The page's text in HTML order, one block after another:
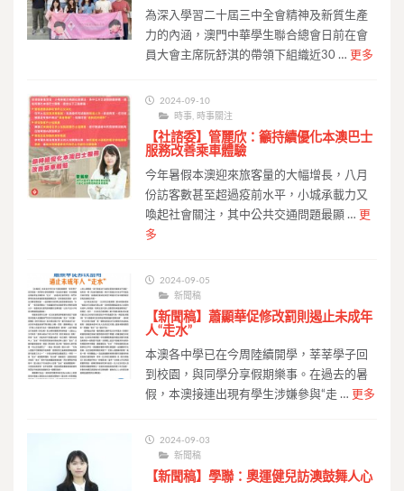
為深入學習二十屆三中全會精神及新質生產
力的內涵，澳門中華學生聯合總會日前在會
員大會主席阮舒淇的帶領下組織近30 … 更多
2024-09-10
時事, 時事關注
【社諮委】管麗欣：籲持續優化本澳巴士
服務改善乘車體驗
今年暑假本澳迎來旅客量的大幅增長，八月
份訪客數甚至超過疫前水平，小城承載力又
喚起社會關注，其中公共交通問題最顯 … 更
多
2024-09-05
新聞稿
【新聞稿】蕭顯華促修改罰則遏止未成年
人“走水”
本澳各中學已在今周陸續開學，莘莘學子回
到校園，與同學分享假期樂事。在過去的暑
假，本澳接連出現有學生涉嫌參與“走 … 更多
2024-09-03
新聞稿
【新聞稿】學聯：奧運健兒訪澳鼓舞人心